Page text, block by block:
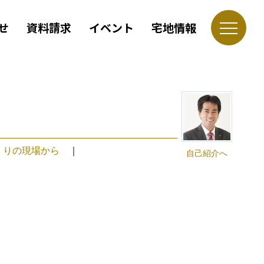
資料請求 イベント 宅地情報
自己紹介へ
りの現場から